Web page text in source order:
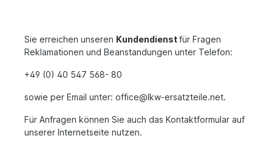
Sie erreichen unseren Kundendienstfür Fragen
Reklamationen und Beanstandungen unter Telefon:
+49 (0) 40 547 568- 80
sowie per Email unter: office@lkw-ersatzteile.net.
Für Anfragen können Sie auch das Kontaktformular auf
unserer Internetseite nutzen.